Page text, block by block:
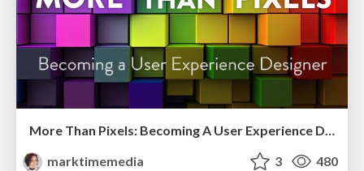
More Than Pixels: Becoming A User Experience Designer
marktimemedia
3 480